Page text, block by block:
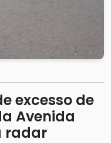
excesso de
Avenida
radar